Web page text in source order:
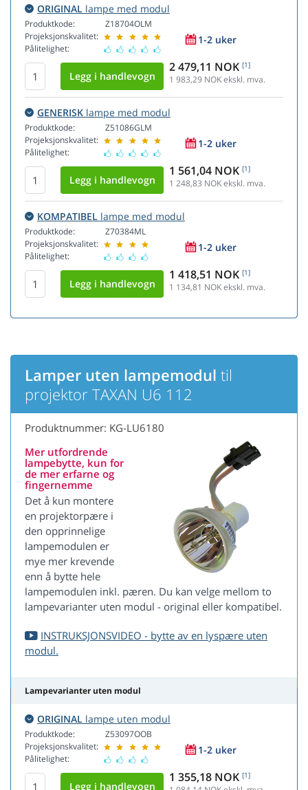
ORIGINAL lampe med modul
Produktkode:
Projeksjonskvalitet:
Pålitelighet:
Z18704OLM
1-2 uker
2 479,11 NOK [1]
1 983,29 NOK ekskl. mva.
GENERISK lampe med modul
Produktkode:
Projeksjonskvalitet:
Pålitelighet:
Z51086GLM
1-2 uker
1 561,04 NOK [1]
1 248,83 NOK ekskl. mva.
KOMPATIBEL lampe med modul
Produktkode:
Projeksjonskvalitet:
Pålitelighet:
Z70384ML
1-2 uker
1 418,51 NOK [1]
1 134,81 NOK ekskl. mva.
Lamper uten lampemodul til
projektor TAXAN U6 112
Produktnummer: KG-LU6180
Mer utfordrende
lampebytte, kun for
de mer erfarne og
fingernemme
Det å kun montere
en projektorpære i
den opprinnelige
lampemodulen er
mye mer krevende
enn å bytte hele
lampemodulen inkl. pæren. Du kan velge mellom to
lampevarianter uten modul - original eller kompatibel.
INSTRUKSJONSVIDEO - bytte av en lyspære uten
modul.
Lampevarianter uten modul
ORIGINAL lampe uten modul
Produktkode:
Projeksjonskvalitet:
Pålitelighet:
Z53097OOB
1-2 uker
1 355,18 NOK [1]